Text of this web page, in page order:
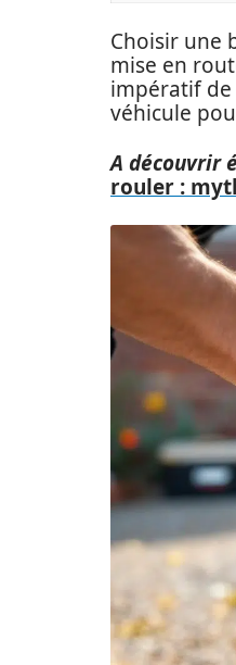
Choisir une
mise en
impératif de
véhicule
A découvrir
rouler :